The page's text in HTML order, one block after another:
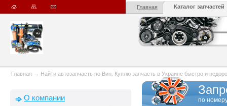
Главная Каталог запчастей
Главная → Найти автозапчасть по Вин. Куплю запчасть в Украине быстро и
О компании по